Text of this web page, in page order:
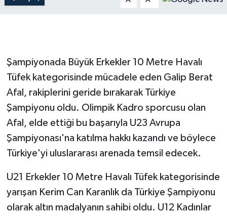
Şampiyonada Büyük Erkekler 10 Metre Havalı
Tüfek kategorisinde mücadele eden Galip Berat
Afal, rakiplerini geride bırakarak Türkiye
Şampiyonu oldu. Olimpik Kadro sporcusu olan
Afal, elde ettiği bu başarıyla U23 Avrupa
Şampiyonası'na katılma hakkı kazandı ve böylece
Türkiye'yi uluslararası arenada temsil edecek.
U21 Erkekler 10 Metre Havalı Tüfek kategorisinde
yarışan Kerim Can Karanlık da Türkiye Şampiyonu
olarak altın madalyanın sahibi oldu. U12 Kadınlar